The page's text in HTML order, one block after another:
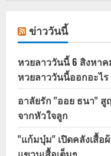
ข่าววันนี้
หวยลาววันนี้ 6 สิงหา
หวยลาววันนี้ออกอะไร
อาลัยรัก "ออย ธนา"
จากหัวใจลูก
"แก้มบุ๋ม" เปิดคลังเสื้อ